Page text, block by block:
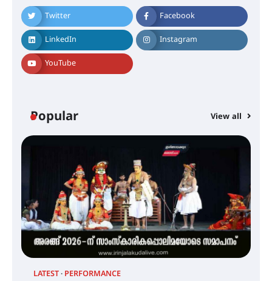
Twitter Facebook
LinkedIn Instagram
YouTube
Popular View all
LATEST PERFORMANCE
ഇരിങ്ങാലക്കുട – ഗുരുവായൂർ –
താനൂർ റെയിൽപാത
യാഥാർത്ഥ്യമാകുന്നു
ഐ.ടി.യു. ബാങ്കിലെ
നിക്ഷേപകർക്ക് പണം തിരികെ
ലഭ്യമാക്കാൻ കേന്ദ്ര-കേരള
സർക്കാരുകൾ അടിയന്തരമായി
ഇടപെടണമെന്ന് ഐ.ടി.യു. ബാങ്ക്
നിക്ഷേപക സംരക്ഷണ സമിതി
ശക്തമായ കാറ്റിന് സാധ്യത –
ആഗസ്റ്റ് 12 വരെ മഴ തുടരും,
തൃശൂർ ജില്ലയിൽ മഞ്ഞ അലർട്ട്